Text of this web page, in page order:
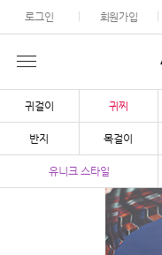
로그인 회원가입
귀걸이 귀찌
반지 목걸이
유니크 스타일